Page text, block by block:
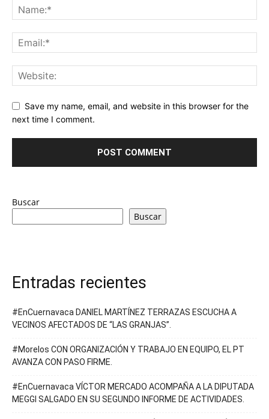
Save my name, email, and website in this browser for the
next time I comment.
Buscar
Buscar
Entradas recientes
#EnCuernavaca DANIEL MARTÍNEZ TERRAZAS ESCUCHA A
VECINOS AFECTADOS DE “LAS GRANJAS”.
#Morelos CON ORGANIZACIÓN Y TRABAJO EN EQUIPO, EL PT
AVANZA CON PASO FIRME.
#EnCuernavaca VÍCTOR MERCADO ACOMPAÑA A LA DIPUTADA
MEGGI SALGADO EN SU SEGUNDO INFORME DE ACTIVIDADES.